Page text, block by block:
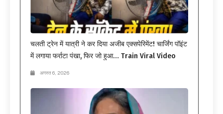
चलती ट्रेन में यात्री ने कर दिया अजीब एक्सपेरिमेंट! चार्जिंग पॉइंट
में लगाया फर्राटा पंखा, फिर जो हुआ… Train Viral Video
अगस्त 6, 2026